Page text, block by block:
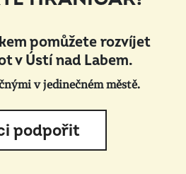
pomůžete rozvíjet
v Ústí nad Labem.
v jedinečném městě.
podpořit